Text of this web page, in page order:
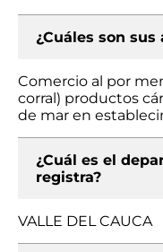
¿Cuáles son
Comercio al por
corral) productos
de mar en
¿Cuál es el
registra?
VALLE DEL CAUCA